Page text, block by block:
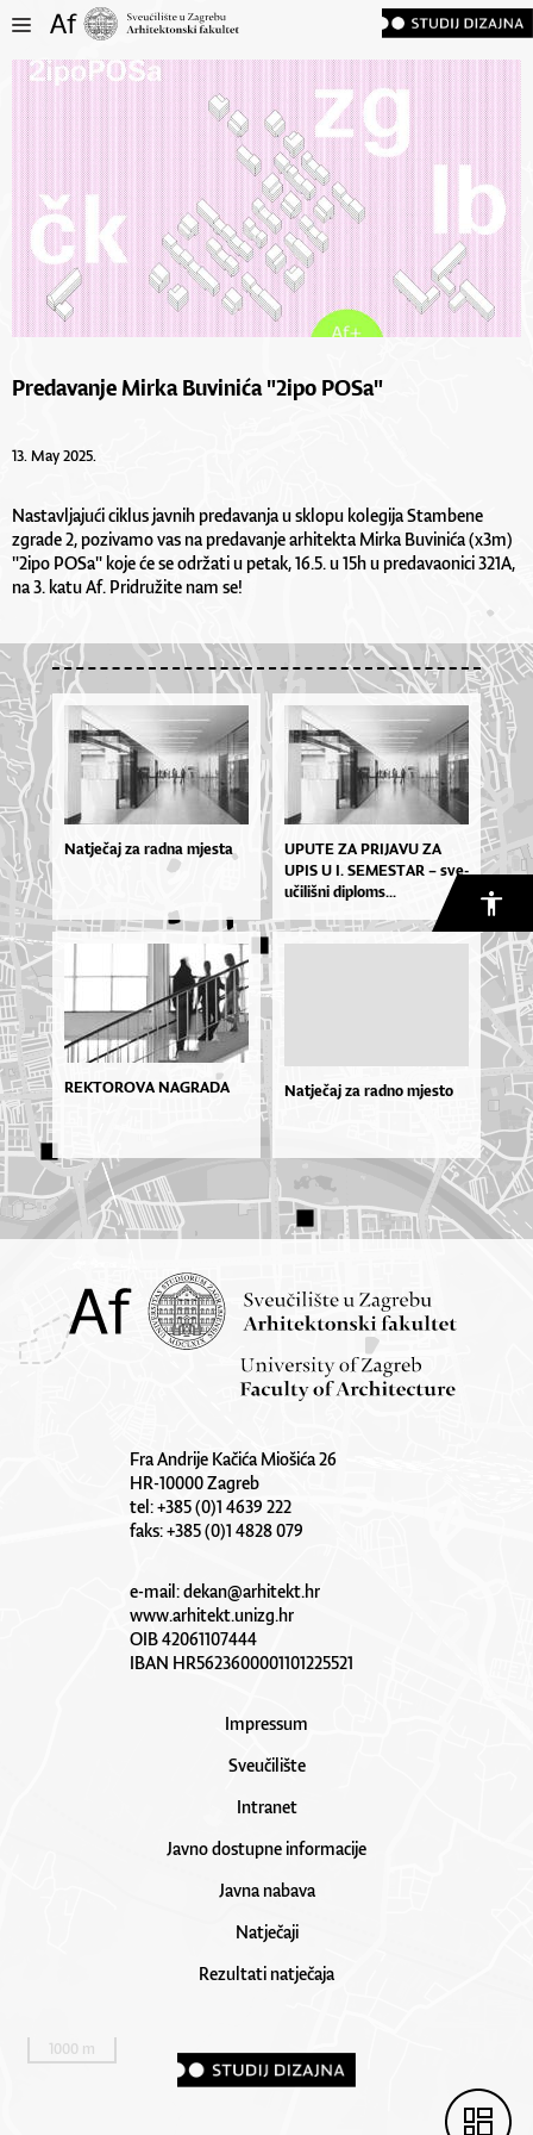
Predavanje Mirka Buvinića "2ipo POSa"
13. May 2025.
Nastavljajući ciklus javnih predavanja u sklopu kolegija Stambene
zgrade 2, pozivamo vas na predavanje arhitekta Mirka Buvinića (x3m)
"2ipo POSa" koje će se održati u petak, 16.5. u 15h u predavaonici 321A,
na 3. katu Af. Pridružite nam se!
Natječaj za radna mjesta
UPU­TE ZA PRI­JA­VU ZA
UPIS U I. SE­MES­TAR – sve­
u­či­liš­ni di­plo­ms...
REKTOROVA NAGRADA Natječaj za radno mjesto
Fra Andrije Kačića Miošića 26
HR-10000 Zagreb
tel: +385 (0)1 4639 222
faks: +385 (0)1 4828 079
e-mail:dekan@arhitekt.hr
www.arhitekt.unizg.hr
OIB 42061107444
IBAN HR5623600001101225521
Impressum
Sveučilište
Intranet
Javno dostupne informacije
Javna nabava
Natječaji
Rezultati natječaja
1000 m